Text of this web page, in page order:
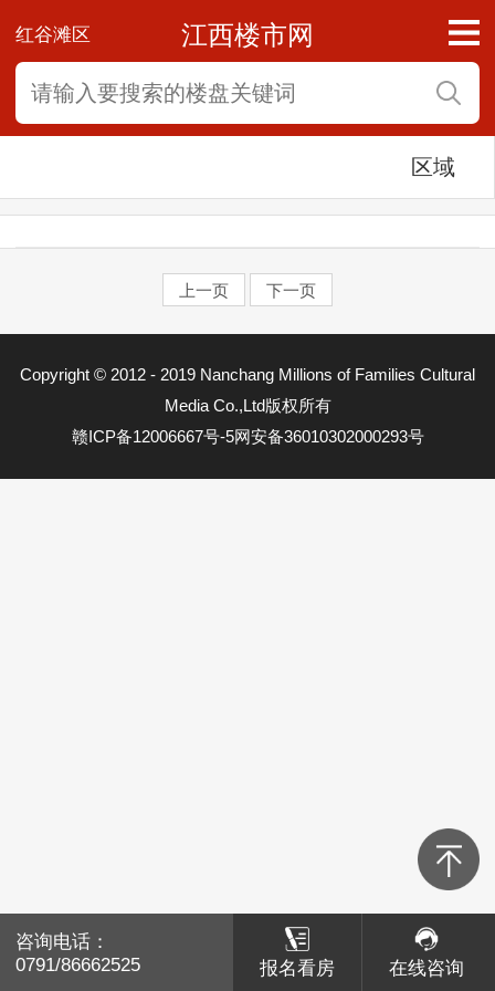
红谷滩区 江西楼市网
区域
上一页 下一页
Copyright © 2012 - 2019 Nanchang Millions of Families Cultural
Media Co.,Ltd版权所有
赣ICP备12006667号-5网安备36010302000293号
咨询电话：
0791/86662525
报名看房 在线咨询
咨询电话：
0791/86662525
报名看房 在线咨询
东湖区
西湖区
赣江新区